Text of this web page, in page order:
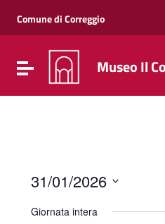
Vai al menu di navigazione
Vai al footer
Comune di Correggio
Attiva / disattiva laMuseo Il
31/01/2026
la
Giornata intera